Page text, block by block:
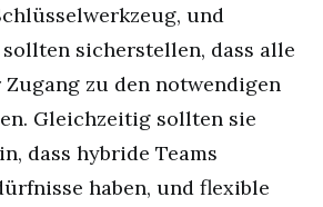
und
sicherstellen, dass alle
zu den notwendigen
Gleichzeitig sollten sie
dass hybride Teams
haben, und flexible